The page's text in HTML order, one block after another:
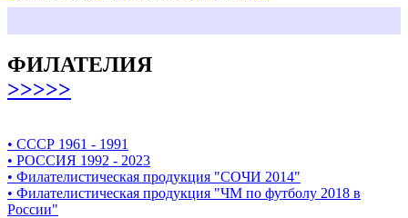
ФИЛАТЕЛИЯ
>>>>>
• СССР 1961 - 1991
• РОССИЯ 1992 - 2023
• Филателистическая продукция "СОЧИ 2014"
• Филателистическая продукция "ЧМ по футболу 2018 в
России"